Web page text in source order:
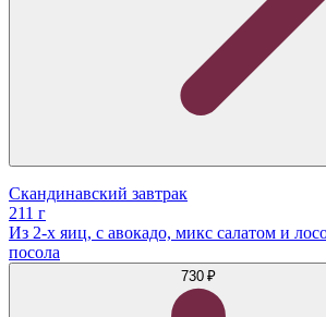
Скандинавский завтрак
211 г
Из 2-х яиц, c авокадо, микс салатом и
посола
730 ₽